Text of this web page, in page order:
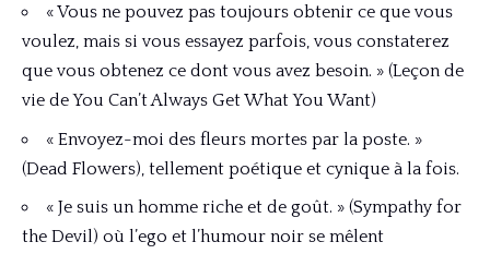
« Vous ne pouvez pas toujours obtenir ce que vous
voulez, mais si vous essayez parfois, vous constaterez
que vous obtenez ce dont vous avez besoin. » (Leçon de
vie de You Can’t Always Get What You Want)
« Envoyez-moi des fleurs mortes par la poste. »
(Dead Flowers), tellement poétique et cynique à la fois.
« Je suis un homme riche et de goût. » (Sympathy for
the Devil) où l’ego et l’humour noir se mêlent